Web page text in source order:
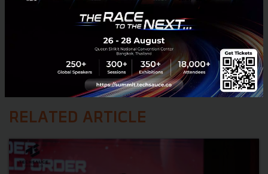
RELATED ARTICLE